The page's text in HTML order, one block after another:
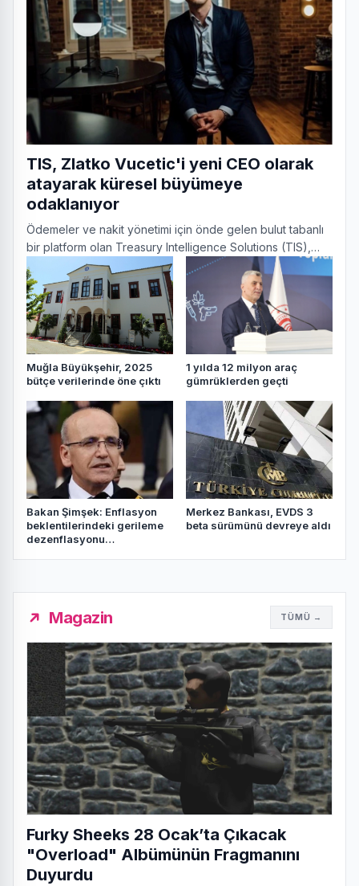
TIS, Zlatko Vucetic'i yeni CEO olarak
atayarak küresel büyümeye
odaklanıyor
Ödemeler ve nakit yönetimi için önde gelen bulut tabanlı
bir platform olan Treasury Intelligence Solutions (TIS),
bugün 1 Şubat 2026'dan itibaren geçerli olmak
Muğla Büyükşehir, 2025
bütçe verilerinde öne çıktı
1 yılda 12 milyon araç
gümrüklerden geçti
Bakan Şimşek: Enflasyon
beklentilerindeki gerileme
dezenflasyonu
Merkez Bankası, EVDS 3
beta sürümünü devreye aldı
Magazin TÜMÜ →
Furky Sheeks 28 Ocak’ta Çıkacak
"Overload" Albümünün Fragmanını
Duyurdu